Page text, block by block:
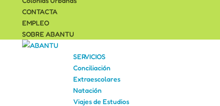
CONTACTA
EMPLEO
SOBRE ABANTU
SERVICIOS
Conciliación
Extraescolares
Natación
Viajes de Estudios